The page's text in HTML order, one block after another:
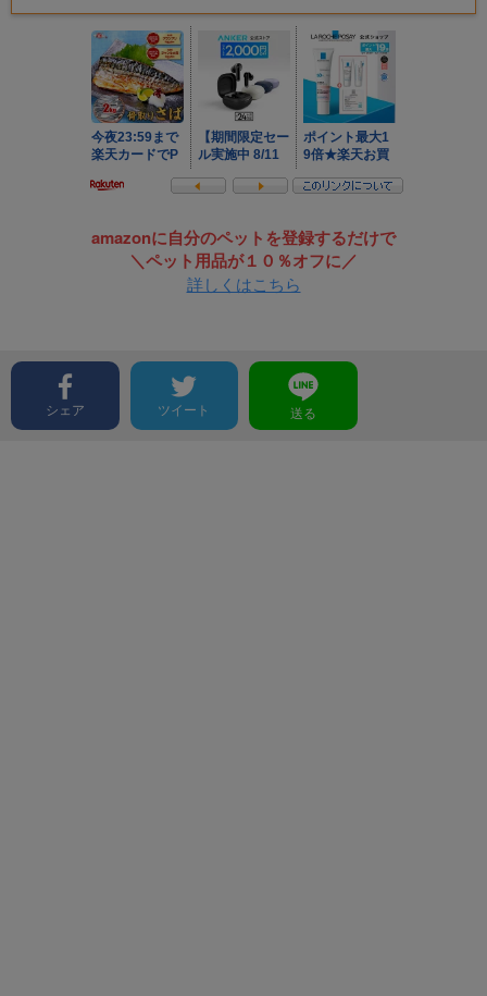
amazonに自分のペットを登録するだけで
＼ペット用品が１０％オフに／
詳しくはこちら
シェア ツイート 送る